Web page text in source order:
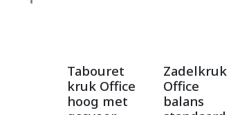
Tabouret
kruk Office
hoog met
Zadelkruk
Office
balans